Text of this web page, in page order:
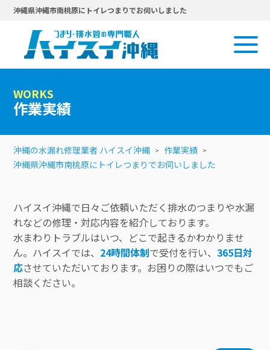
沖縄県沖縄市南桃原にトイレつまりでお伺いしました
WORKS
作業実績
沖縄の水漏れ修理業者 ハイスイ沖縄
作業実績
沖縄県沖縄市南桃原にトイレつまりでお伺いしました
ハイスイ沖縄で日々ご依頼いただく排水のつまりや水漏
れなどの修理・対応内容を紹介しております。
水まわりトラブルはいつ、どこで起きるかわかりませ
ん。ハイスイでは、 24時間体制で受付を行い、365日対
応させていただいております。お困りの際はいつでもご
相談ください。